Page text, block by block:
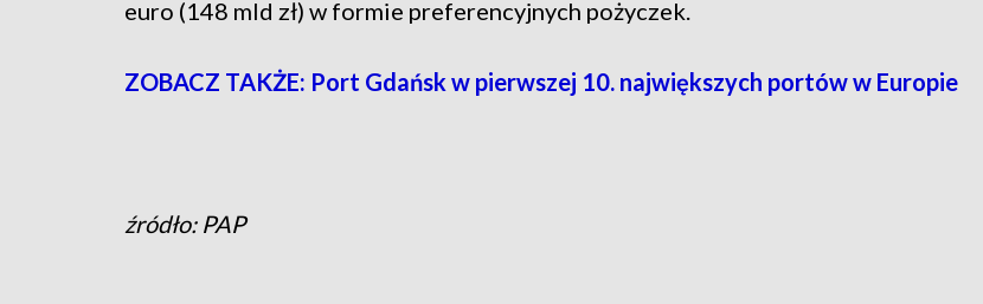
euro (148 mld zł) w formie preferencyjnych pożyczek.
ZOBACZ TAKŻE: Port Gdańsk w pierwszej 10. największych portów w Europie
źródło: PAP